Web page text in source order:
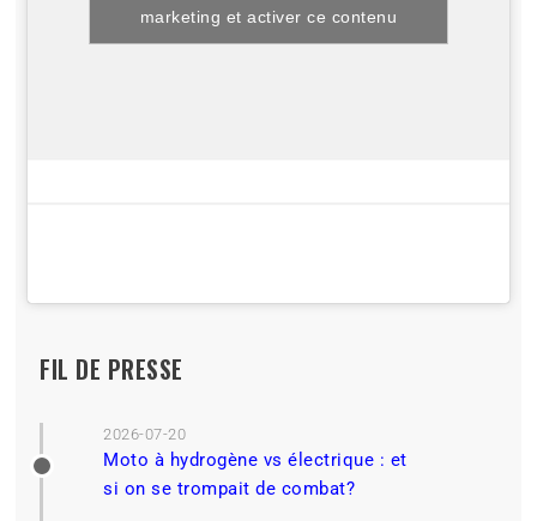
marketing et activer ce contenu
FIL DE PRESSE
2026-07-20
Moto à hydrogène vs électrique : et
si on se trompait de combat?